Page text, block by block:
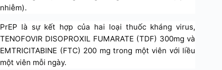
nhiễm).
PrEP là sự kết hợp của hai loại thuốc kháng virus,
TENOFOVIR DISOPROXIL FUMARATE (TDF) 300mg và
EMTRICITABINE (FTC) 200 mg trong một viên với liều
một viên mỗi ngày.